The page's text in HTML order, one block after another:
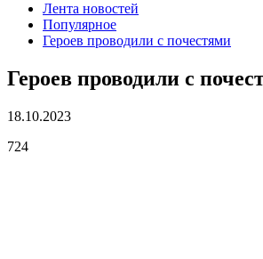
Лента новостей
Популярное
Героев проводили с почестями
Героев проводили с
18.10.2023
724